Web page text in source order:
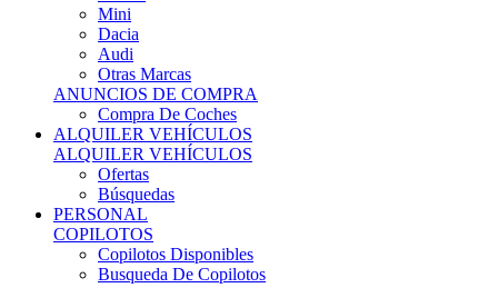
Mecánicos Disponibles
Búsqueda De Mecánicos
PIEZAS DE COMPETICIÓN
MECÁNICA
Motores
Refrigeración
Electrónica
Cajas De Cambio
Sistemas De Escape
Carrocería
Depositos
Suspensiones
Frenos
Iluminación